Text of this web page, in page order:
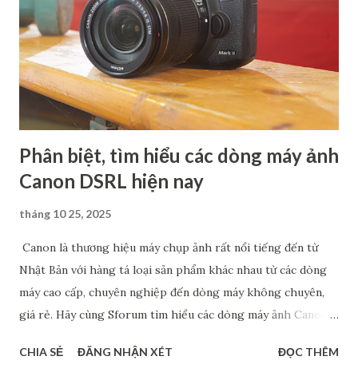
Phân biệt, tìm hiểu các dòng máy ảnh
Canon DSRL hiện nay
tháng 10 25, 2025
Canon là thương hiệu máy chụp ảnh rất nổi tiếng đến từ
Nhật Bản với hàng tá loại sản phẩm khác nhau từ các dòng
máy cao cấp, chuyên nghiệp đến dòng máy không chuyên,
giá rẻ. Hãy cùng Sforum tìm hiểu các dòng máy ảnh Canon
Crop. Chắc chắn rằng, các thông tin này sẽ giúp bạn tìm ra
CHIA SẺ ĐĂNG NHẬN XÉT ĐỌC THÊM